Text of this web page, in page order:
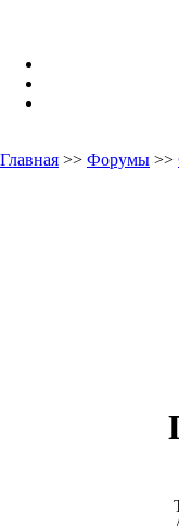
Главная >> Форумы >>